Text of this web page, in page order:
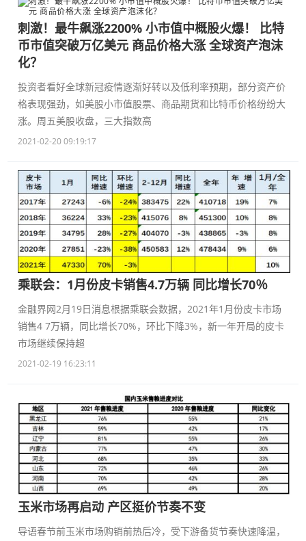
刺激！最牛飙涨2200% 小市值中概股火爆！ 比特
币市值突破万亿美元 商品价格大涨 全球资产泡沫
化？
投资者看好全球新冠疫情逐渐好转以及低利率预期，部分资产价
格表现强劲，如美股小市值股票、商品期货和比特币价格纷纷大
涨。周五美股收盘，三大指数高
2021-02-20 09:19:17
乘联会：1月份皮卡销售4.7万辆 同比增长70％
金融界网2月19日消息根据乘联会数据，2021年1月份皮卡市场
销售4 7万辆，同比增长70%，环比下降3%，新一年开局的皮卡
市场继续保持超
2021-02-19 16:23:11
玉米市场再启动 产区挺价节奏不变
导语春节前玉米市场购销前热后冷，受下游备货节奏快速降温，